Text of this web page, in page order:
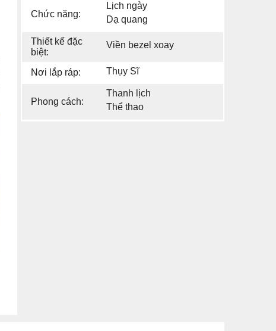
Chức năng:
Lịch ngày
Dạ quang
Thiết kế đặc
biệt:
Viền bezel xoay
Nơi lắp ráp: Thụy Sĩ
Phong cách:
Thanh lịch
Thể thao